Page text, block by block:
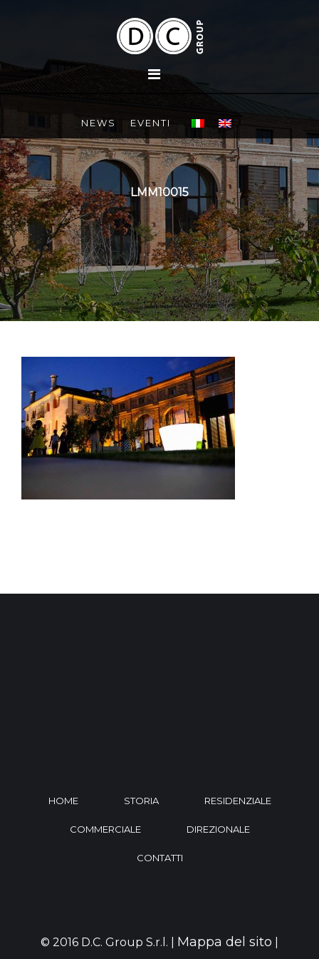
NEWS EVENTI
LMM10015
HOME STORIA RESIDENZIALE
COMMERCIALE DIREZIONALE
CONTATTI
© 2016 D.C. Group S.r.l. | Mappa del sito